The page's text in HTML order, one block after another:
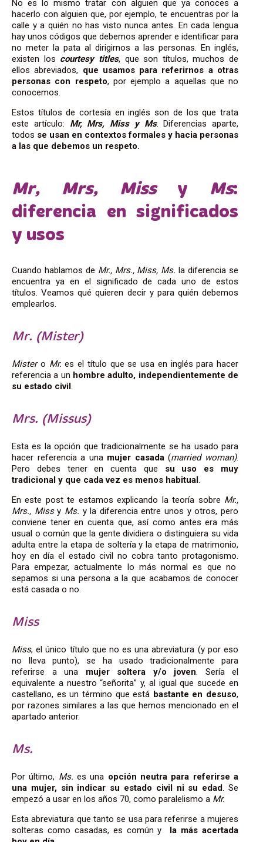
No es lo mismo tratar con alguien que ya conoces a
hacerlo con alguien que, por ejemplo, te encuentras por la
calle y a quién no has visto nunca antes. En cada lengua
hay unos códigos que debemos aprender e identificar para
no meter la pata al dirigirnos a las personas. En inglés,
existen los courtesy titles, que son títulos, muchos de
ellos abreviados, que usamos para referirnos a otras
personas con respeto, por ejemplo a aquellas que no
conocemos.
Estos títulos de cortesía en inglés son de los que trata
este artículo:
Mr, Mrs, Miss y Ms.Diferencias aparte,
todos se usan en contextos formales y hacia personas
a las que debemos un respeto.
Mr, Mrs, Miss y Ms:
diferencia en significados
y usos
Cuando hablamos de Mr., Mrs., Miss, Ms. la diferencia se
encuentra ya en el significado de cada uno de estos
títulos. Veamos qué quieren decir y para quién debemos
emplearlos.
Mr. (Mister)
Mistero Mr. es el título que se usa en inglés para hacer
referencia a un hombre adulto, independientemente de
su estado civil.
Mrs. (Missus)
Esta es la opción que tradicionalmente se ha usado para
hacer referencia a una mujer casada(married woman).
Pero debes tener en cuenta que su uso es muy
tradicional y que cada vez es menos habitual.
En este post te estamos explicando la teoría sobre Mr.,
Mrs., Missy Ms. y la diferencia entre unos y otros, pero
conviene tener en cuenta que, así como antes era más
usual o común que la gente dividiera o distinguiera su vida
adulta entre la etapa de soltería y la etapa de matrimonio,
hoy en día el estado civil no cobra tanto protagonismo.
Para empezar, actualmente lo más normal es que no
sepamos si una persona a la que acabamos de conocer
está casada o no.
Miss
Miss, el único título que no es una abreviatura (y por eso
no lleva punto),
se ha usado tradicionalmente para
referirse a una mujer soltera y/o joven. Sería el
equivalente anuestro “señorita”y, al igual que sucede en
castellano, es un término que está bastante en desuso,
por razones similares a las que hemos mencionado en el
apartado anterior.
Ms.
Por último, Ms.es una opción neutra para referirse a
una mujer, sin indicar su estado civil ni su edad.Se
empezó a usar en los años 70, como paralelismo a Mr.
Esta abreviatura que tanto se usa para referirse a mujeres
solteras como casadas, es común y
la más acertada